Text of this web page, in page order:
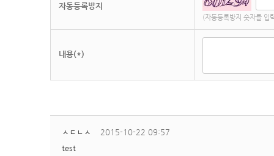
자동등록방지
(자동등록방지 숫자를 입
내용(*)
ㅅㄷㄴㅅ
2015-10-22 09:57
test